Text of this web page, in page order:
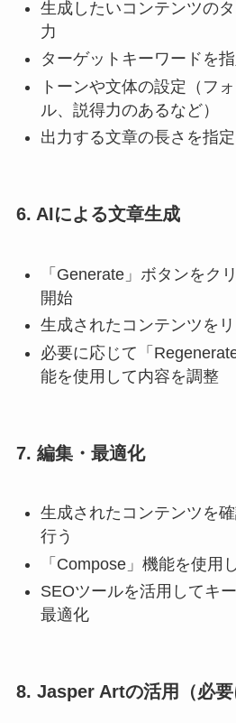
生成したいコンテンツの
力
ターゲットキーワードを
トーンや文体の設定（フ
ル、説得力のあるなど）
出力する文章の長さを指定
6. AIによる文章生成
「Generate」ボタンをク
開始
生成されたコンテンツを
必要に応じて「
能を使用して内容を調整
7. 編集・最適化
生成されたコンテンツを
行う
「Compose」機能を使用
SEOツールを活用してキ
最適化
8. Jasper Artの活用（必要